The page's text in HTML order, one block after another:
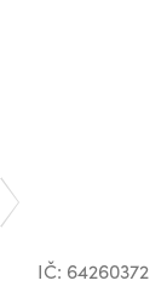
IČ: 64260372